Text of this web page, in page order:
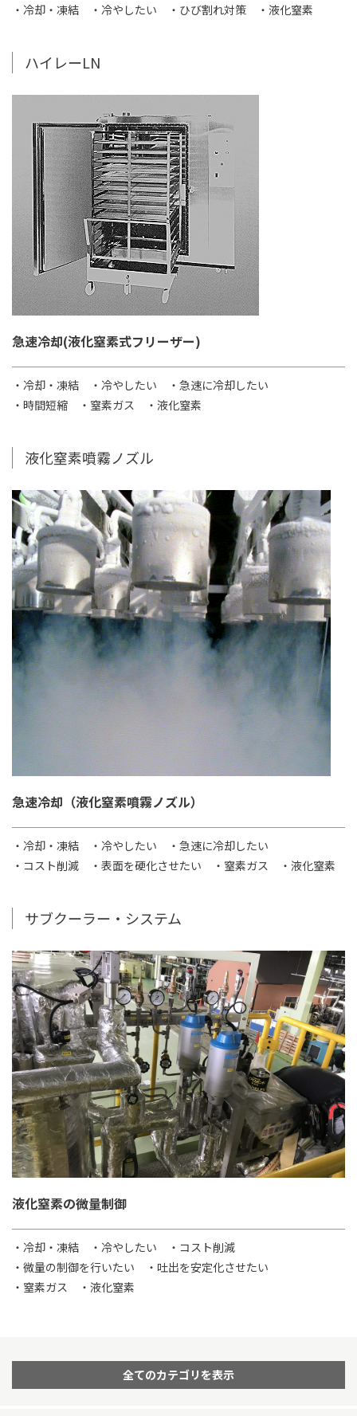
・冷却・凍結 ・冷やしたい ・ひび割れ対策 ・液化窒素
ハイレーLN
急速冷却(液化窒素式フリーザー)
・冷却・凍結 ・冷やしたい
・急速に冷却したい
・時間短縮
・窒素ガス ・液化窒素
液化窒素噴霧ノズル
急速冷却（液化窒素噴霧ノズル）
・冷却・凍結 ・冷やしたい
・急速に冷却したい
・コスト削減
・表面を硬化させたい ・窒素ガス ・液化窒素
サブクーラー・システム
液化窒素の微量制御
・冷却・凍結 ・冷やしたい
・コスト削減
・微量の制御を行いたい
・吐出を安定化させたい
・窒素ガス
・液化窒素
全てのカテゴリを表示